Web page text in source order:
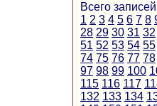
Всего
1 2 3 4 5 6 7 8
28 29 30 31 32
51 52 53 54 55
74 75 76 77 78
97 98 99 100
115 116 117
132 133 134